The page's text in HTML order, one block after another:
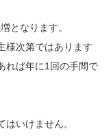
となります。
様次第ではあります
れば年に1回の手間で
いけません。